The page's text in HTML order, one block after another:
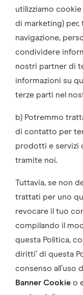
utilizziamo
di marketing) per,
navigazione,
condividere
nostri partner di
informazioni su
terze parti nel
b) Potremmo
di contatto per
prodotti e servizi
tramite noi.
Tuttavia, se non
trattati per uno
revocare il tuo
compilando il
questa Politica,
diritti’ di questa
consenso all’uso
Banner Cookieo